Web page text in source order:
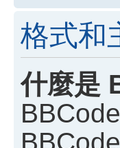
格式和
什麼是